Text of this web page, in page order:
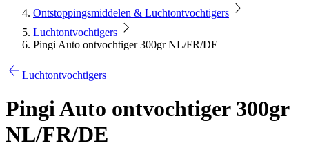
Ontstoppingsmiddelen & Luchtontvochtigers
Luchtontvochtigers
Pingi Auto ontvochtiger 300gr NL/FR/DE
Luchtontvochtigers
Pingi Auto ontvochtiger 300gr
NL/FR/DE